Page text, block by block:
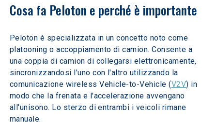
Cosa fa Peloton e perché è importante
Peloton è specializzata in un concetto noto come
platooning o accoppiamento di camion. Consente a
una coppia di camion di collegarsi elettronicamente,
sincronizzandosi l'uno con l'altro utilizzando la
comunicazione wireless Vehicle-to-Vehicle (V2V) in
modo che la frenata e l'accelerazione avvengano
all'unisono. Lo sterzo di entrambi i veicoli rimane
manuale.